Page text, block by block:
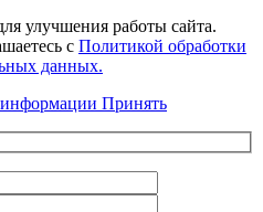
улучшения работы сайта.
с Политикой обработки
данных.
Принять